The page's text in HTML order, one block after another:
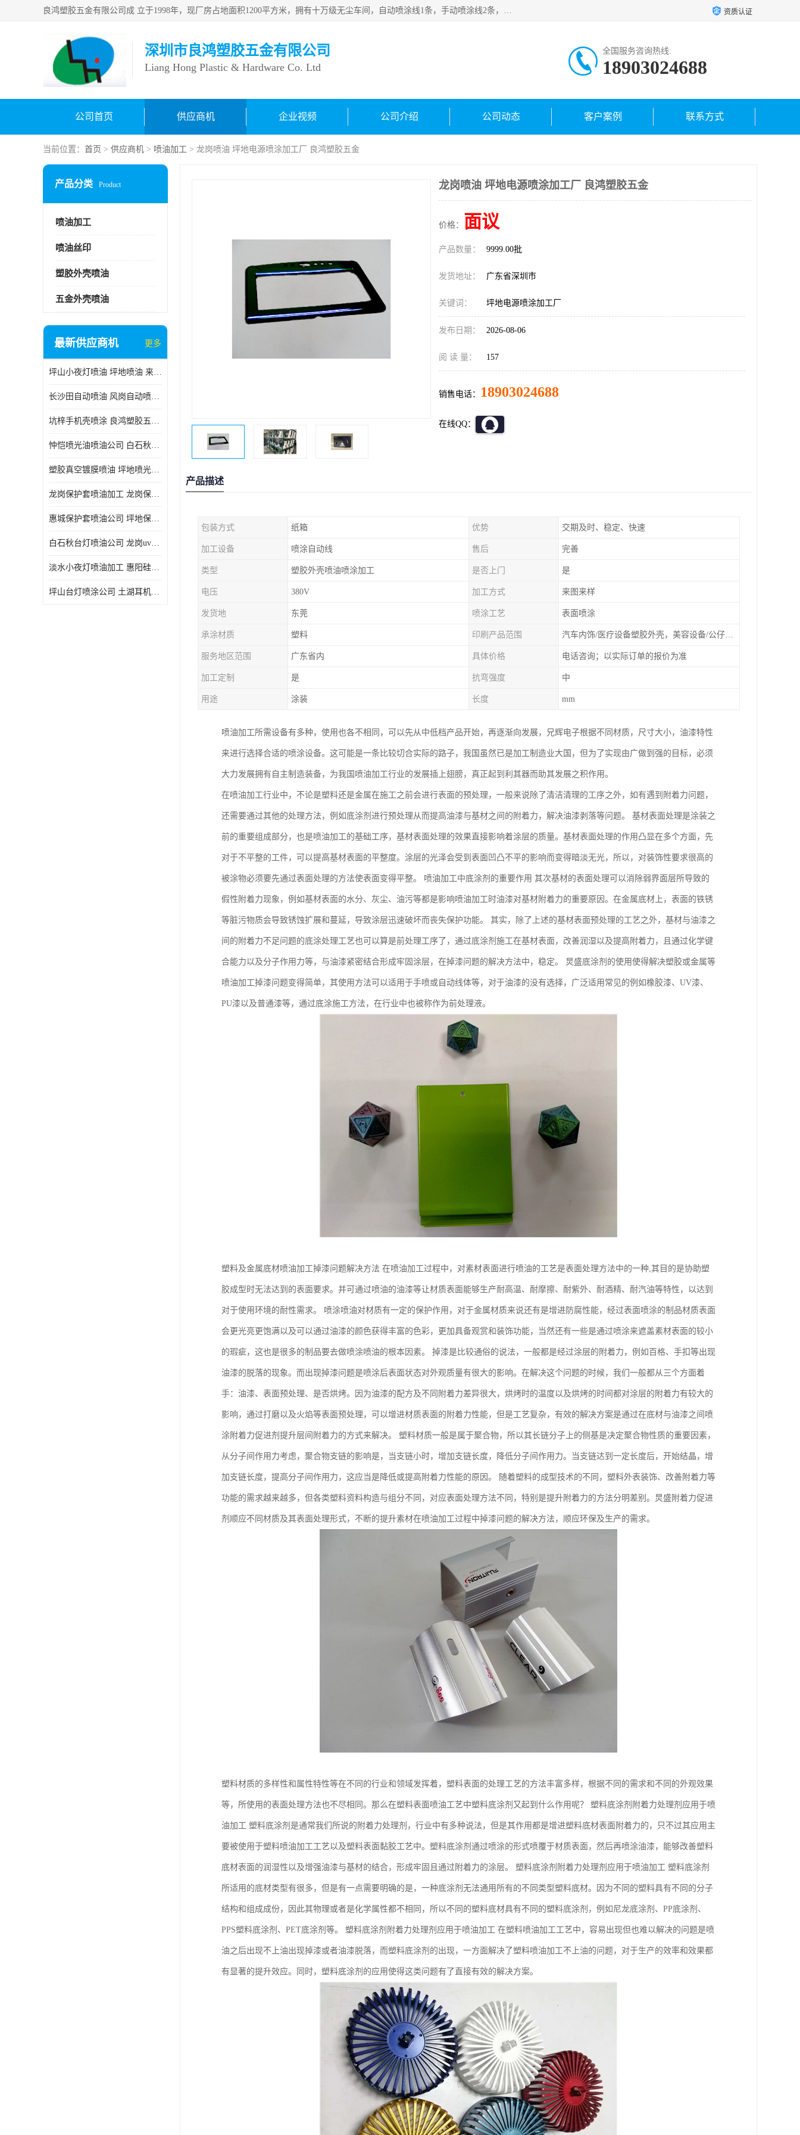
良鸿塑胶五金有限公司成 立于1998年，现厂房占地面积1200平方米，拥有十万级无尘车间，自动喷涂线1条，手动喷涂线2条，丝印移印滚印烫印拉线1条，本公司自建厂以来一直 以“顾客、品质、服务三个第一”为原则，从来货到处理、喷漆、烘烤、品检、包装等每一道工序都严格把持质量关，竭诚为广大朋友、客户服务。现如今已深得广 大客户信赖。 资质认证
深圳市良鸿塑胶五金有限公司
Liang Hong Plastic & Hardware Co. Ltd
全国服务咨询热线:
18903024688
公司首页 供应商机 企业视频 公司介绍 公司动态 客户案例 联系方式
当前位置： 首页 > 供应商机 > 喷油加工 > 龙岗喷油 坪地电源喷涂加工厂 良鸿塑胶五金
产品分类 Product
喷油加工
喷油丝印
塑胶外壳喷油
五金外壳喷油
最新供应商机 更多
坪山小夜灯喷油 坪地喷油 来样订做
长沙田自动喷油 风岗自动喷涂 良鸿塑胶五金
坑梓手机壳喷涂 良鸿塑胶五金 坪地小夜灯喷涂公司
忡恺喷光油喷油公司 白石秋蓝牙喷涂
塑胶真空镀膜喷油 坪地喷光油喷油
龙岗保护套喷油加工 龙岗保护套喷油
惠城保护套喷油公司 坪地保护套喷油 良鸿塑胶五金
白石秋台灯喷油公司 龙岗uv喷油 良鸿塑胶五金
淡水小夜灯喷油加工 惠阳硅胶喷油 良鸿塑胶五金
坪山台灯喷涂公司 土湖耳机喷涂 加工定制
龙岗喷油 坪地电源喷涂加工厂 良鸿塑胶五金
价格： 面议
产品数量： 9999.00批
发货地址： 广东省深圳市
关键词： 坪地电源喷涂加工厂
发布日期： 2026-08-06
阅 读 量： 157
销售电话： 18903024688
在线QQ：
产品描述
包装方式 纸箱 优势 交期及时、稳定、快速
加工设备 喷涂自动线 售后 完善
类型 塑胶外壳喷油喷涂加工 是否上门 是
电压 380V 加工方式 来图来样
发货地 东莞 喷涂工艺 表面喷涂
承涂材质 塑料 印刷产品范围 汽车内饰/医疗设备塑胶外壳，美容设备/公仔动漫
服务地区范围 广东省内 具体价格 电话咨询；以实际订单的报价为准
加工定制 是 抗弯强度 中
用途 涂装 长度 mm
喷油加工所需设备有多种，使用也各不相同，可以先从中低档产品开始，再逐渐向发展，兄辉电子根据不同材质，尺寸大小，油漆特性
来进行选择合适的喷涂设备。这可能是一条比较切合实际的路子，我国虽然已是加工制造业大国，但为了实现由广做到强的目标，必须
大力发展拥有自主制造装备，为我国喷油加工行业的发展插上翅膀，真正起到利其器而助其发展之积作用。
在喷油加工行业中，不论是塑料还是金属在施工之前会进行表面的预处理，一般来说除了清洁清理的工序之外，如有遇到附着力问题，
还需要通过其他的处理方法，例如底涂剂进行预处理从而提高油漆与基材之间的附着力，解决油漆剥落等问题。 基材表面处理是涂装之
前的重要组成部分，也是喷油加工的基础工序，基材表面处理的效果直接影响着涂层的质量。基材表面处理的作用凸显在多个方面，先
对于不平整的工件，可以提高基材表面的平整度。涂层的光泽会受到表面凹凸不平的影响而变得暗淡无光，所以，对装饰性要求很高的
被涂物必须要先通过表面处理的方法使表面变得平整。 喷油加工中底涂剂的重要作用 其次基材的表面处理可以消除弱界面层所导致的
假性附着力现象，例如基材表面的水分、灰尘、油污等都是影响喷油加工时油漆对基材附着力的重要原因。在金属底材上，表面的铁锈
等脏污物质会导致锈蚀扩展和蔓延，导致涂层迅速破坏而丧失保护功能。 其实，除了上述的基材表面预处理的工艺之外，基材与油漆之
间的附着力不足问题的底涂处理工艺也可以算是前处理工序了，通过底涂剂施工在基材表面，改善润湿以及提高附着力，且通过化学键
合能力以及分子作用力等，与油漆紧密结合形成牢固涂层，在掉漆问题的解决方法中，稳定。 炅盛底涂剂的使用使得解决塑胶或金属等
喷油加工掉漆问题变得简单，其使用方法可以适用于手喷或自动线体等，对于油漆的没有选择，广泛适用常见的例如橡胶漆、UV漆、
PU漆以及普通漆等，通过底涂施工方法，在行业中也被称作为前处理液。
塑料及金属底材喷油加工掉漆问题解决方法 在喷油加工过程中，对素材表面进行喷油的工艺是表面处理方法中的一种,其目的是协助塑
胶成型时无法达到的表面要求。并可通过喷油的油漆等让材质表面能够生产耐高温、耐摩擦、耐紫外、耐酒精、耐汽油等特性，以达到
对于使用环境的耐性需求。 喷涂喷油对材质有一定的保护作用，对于金属材质来说还有是增进防腐性能，经过表面喷涂的制品材质表面
会更光亮更饱满以及可以通过油漆的颜色获得丰富的色彩，更加具备观赏和装饰功能，当然还有一些是通过喷涂来遮盖素材表面的较小
的瑕疵，这也是很多的制品要去做喷涂喷油的根本因素。 掉漆是比较通俗的说法，一般都是经过涂层的附着力，例如百格、手扣等出现
油漆的脱落的现象。而出现掉漆问题是喷涂后表面状态对外观质量有很大的影响。在解决这个问题的时候，我们一般都从三个方面着
手：油漆、表面预处理、是否烘烤。因为油漆的配方及不同附着力差异很大，烘烤时的温度以及烘烤的时间都对涂层的附着力有较大的
影响，通过打磨以及火焰等表面预处理，可以增进材质表面的附着力性能，但是工艺复杂，有效的解决方案是通过在底材与油漆之间喷
涂附着力促进剂提升层间附着力的方式来解决。 塑料材质一般是属于聚合物，所以其长链分子上的侧基是决定聚合物性质的重要因素，
从分子间作用力考虑，聚合物支链的影响是，当支链小时，增加支链长度，降低分子间作用力。当支链达到一定长度后，开始结晶，增
加支链长度，提高分子间作用力，这应当是降低或提高附着力性能的原因。 随着塑料的成型技术的不同，塑料外表装饰、改善附着力等
功能的需求越来越多，但各类塑料资料构造与组分不同，对应表面处理方法不同，特别是提升附着力的方法分明差别。炅盛附着力促进
剂顺应不同材质及其表面处理形式，不断的提升素材在喷油加工过程中掉漆问题的解决方法，顺应环保及生产的需求。
塑料材质的多样性和属性特性等在不同的行业和领域发挥着，塑料表面的处理工艺的方法丰富多样，根据不同的需求和不同的外观效果
等，所使用的表面处理方法也不尽相同。那么在塑料表面喷油工艺中塑料底涂剂又起到什么作用呢？ 塑料底涂剂附着力处理剂应用于喷
油加工 塑料底涂剂是通常我们所说的附着力处理剂，行业中有多种说法，但是其作用都是增进塑料底材表面附着力的，只不过其应用主
要被使用于塑料喷油加工工艺以及塑料表面黏胶工艺中。塑料底涂剂通过喷涂的形式喷覆于材质表面，然后再喷涂油漆，能够改善塑料
底材表面的润湿性以及增强油漆与基材的结合，形成牢固且通过附着力的涂层。 塑料底涂剂附着力处理剂应用于喷油加工 塑料底涂剂
所适用的底材类型有很多，但是有一点需要明确的是，一种底涂剂无法通用所有的不同类型塑料底材。因为不同的塑料具有不同的分子
结构和组成成份，因此其物理或者是化学属性都不相同，所以不同的塑料底材具有不同的塑料底涂剂，例如尼龙底涂剂、PP底涂剂、
PPS塑料底涂剂、PET底涂剂等。 塑料底涂剂附着力处理剂应用于喷油加工 在塑料喷油加工工艺中，容易出现但也难以解决的问题是喷
油之后出现不上油出现掉漆或者油漆脱落，而塑料底涂剂的出现，一方面解决了塑料喷油加工不上油的问题，对于生产的效率和效果都
有显著的提升效应。同时，塑料底涂剂的应用使得这类问题有了直接有效的解决方案。